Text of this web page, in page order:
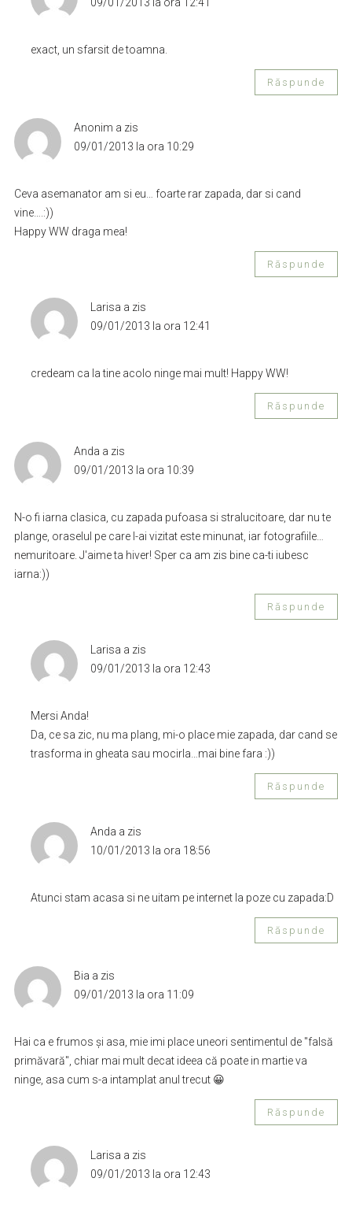
exact, un sfarsit de toamna.
Răspunde
Anonim a zis
09/01/2013 la ora 10:29
Ceva asemanator am si eu… foarte rar zapada, dar si cand
vine….:))
Happy WW draga mea!
Răspunde
Larisa a zis
09/01/2013 la ora 12:41
credeam ca la tine acolo ninge mai mult! Happy WW!
Răspunde
Anda a zis
09/01/2013 la ora 10:39
N-o fi iarna clasica, cu zapada pufoasa si stralucitoare, dar nu te
plange, oraselul pe care l-ai vizitat este minunat, iar fotografiile…
nemuritoare. J'aime ta hiver! Sper ca am zis bine ca-ti iubesc
iarna:))
Răspunde
Larisa a zis
09/01/2013 la ora 12:43
Mersi Anda!
Da, ce sa zic, nu ma plang, mi-o place mie zapada, dar cand se
trasforma in gheata sau mocirla…mai bine fara :))
Răspunde
Anda a zis
10/01/2013 la ora 18:56
Atunci stam acasa si ne uitam pe internet la poze cu zapada:D
Răspunde
Bia a zis
09/01/2013 la ora 11:09
Hai ca e frumos și asa, mie imi place uneori sentimentul de "falsă
primăvară", chiar mai mult decat ideea că poate in martie va
ninge, asa cum s-a intamplat anul trecut 😀
Răspunde
Larisa a zis
09/01/2013 la ora 12:43